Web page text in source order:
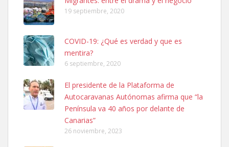
SHIBA PERDIDO AVDA JOSE MESA Y LOPEZ
PERRO MACHO RAZA SHIBA CON MICROCHIP PERDIDO HOY
06/07/2025 ZONA MESA Y LOPEZ. ES MUY ASUSTADIZO
Leales.org » Gran Canaria
6.7.2025
19 septiembre, 2020
COVID-19: ¿Qué es verdad y que es
mentira?
6 septiembre, 2020
El presidente de la Plataforma de
Autocaravanas Autónomas afirma que “la
Península va 40 años por delante de
Canarias”
26 noviembre, 2023